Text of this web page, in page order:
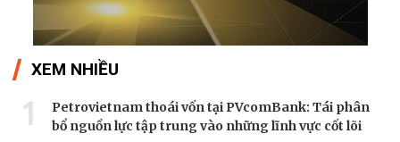
XEM NHIỀU
1
Petrovietnam thoái vốn tại PVcomBank: Tái phân
bổ nguồn lực tập trung vào những lĩnh vực cốt lõi